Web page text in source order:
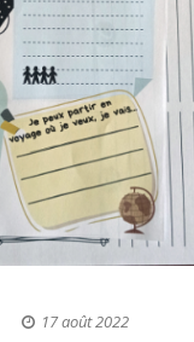
17 août 2022